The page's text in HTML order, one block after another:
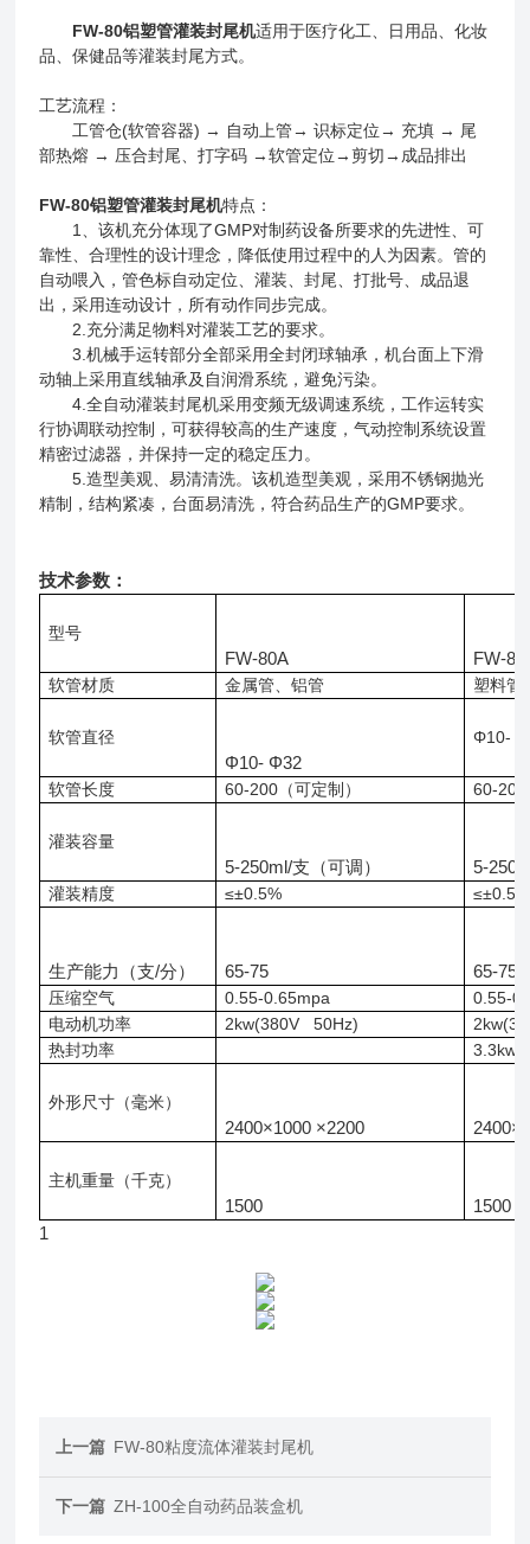
FW-80铝塑管灌装封尾机适用于医疗化工、日用品、化妆
品、保健品等灌装封尾方式。
工艺流程：
工管仓(软管容器) → 自动上管→ 识标定位→ 充填 → 尾
部热熔 → 压合封尾、打字码 →软管定位→剪切→成品排出
FW-80铝塑管灌装封尾机特点：
1、该机充分体现了GMP对制药设备所要求的先进性、可
靠性、合理性的设计理念，降低使用过程中的人为因素。管的
自动喂入，管色标自动定位、灌装、封尾、打批号、成品退
出，采用连动设计，所有动作同步完成。
2.充分满足物料对灌装工艺的要求。
3.机械手运转部分全部采用全封闭球轴承，机台面上下滑
动轴上采用直线轴承及自润滑系统，避免污染。
4.全自动灌装封尾机采用变频无级调速系统，工作运转实
行协调联动控制，可获得较高的生产速度，气动控制系统设置
精密过滤器，并保持一定的稳定压力。
5.造型美观、易清清洗。该机造型美观，采用不锈钢抛光
精制，结构紧凑，台面易清洗，符合药品生产的GMP要求。
技术参数：
型号
FW-80A FW-80
软管材质 金属管、铝管 塑料管
软管直径
Φ10- Φ32
Φ10-
软管长度 60-200 （可定制） 60-200
灌装容量
5-250ml/支（可调） 5-25
灌装精度 ≤±0.5% ≤±0.5
生产能力（支/分） 65-75 65-75
压缩空气 0.55-0.65mpa
0.55-
电动机功率
2kw(380V 50Hz) 2
热封功率
3.3kw
外形尺寸（毫米）
2400×1000 ×2200 2400×
主机重量（千克）
1500 1500
1
上一篇 FW-80粘度流体灌装封尾机
下一篇 ZH-100全自动药品装盒机